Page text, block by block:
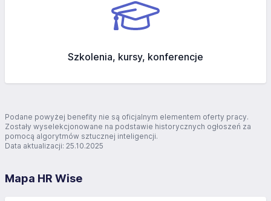
Szkolenia, kursy, konferencje
Podane powyżej benefity nie są oficjalnym elementem oferty pracy.
Zostały wyselekcjonowane na podstawie historycznych ogłoszeń za
pomocą algorytmów sztucznej inteligencji.
Data aktualizacji: 25.10.2025
Mapa HR Wise